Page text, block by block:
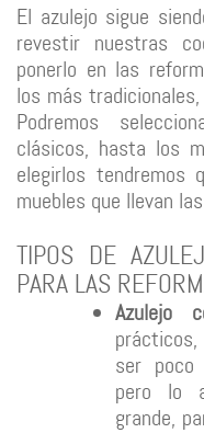
El azulejo sigue
revestir nuestras
ponerlo en las
los más
Podremos
clásicos, hasta los
elegirlos
muebles que llevan
TIPOS DE
PARA LAS
Azulejo
ser poco
pero lo
grande,